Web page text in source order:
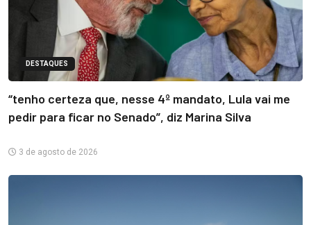
DESTAQUES
“tenho certeza que, nesse 4º mandato, Lula vai me
pedir para ficar no Senado”, diz Marina Silva
3 de agosto de 2026